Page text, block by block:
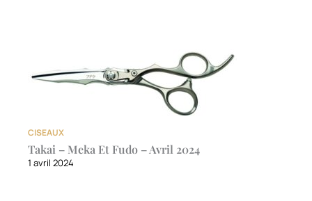
CISEAUX
Takai – Meka Et Fudo – Avril 2024
1 avril 2024